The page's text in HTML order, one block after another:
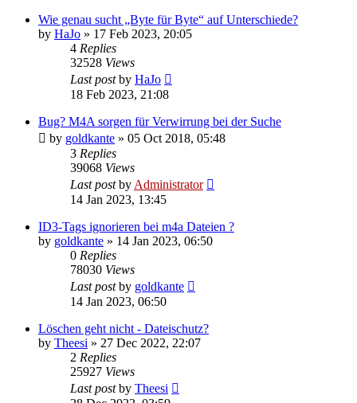
Wie genau sucht „Byte für Byte“ auf Unterschiede?
by HaJo » 17 Feb 2023, 20:05
4 Replies
32528 Views
Last postby HaJo
18 Feb 2023, 21:08
Bug? M4A sorgen für Verwirrung bei der Suche
by goldkante » 05 Oct 2018, 05:48
3 Replies
39068 Views
Last postby Administrator
14 Jan 2023, 13:45
ID3-Tags ignorieren bei m4a Dateien ?
by goldkante » 14 Jan 2023, 06:50
0 Replies
78030 Views
Last postby goldkante
14 Jan 2023, 06:50
Löschen geht nicht - Dateischutz?
by Theesi » 27 Dec 2022, 22:07
2 Replies
25927 Views
Last postby Theesi